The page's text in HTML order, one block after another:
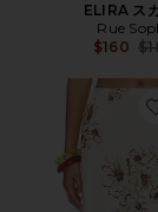
ELIRA ス
Rue
$160